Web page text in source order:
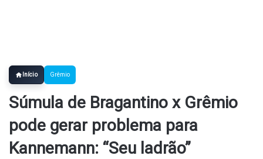
Início Grêmio
Súmula de Bragantino x Grêmio
pode gerar problema para
Kannemann: “Seu ladrão”